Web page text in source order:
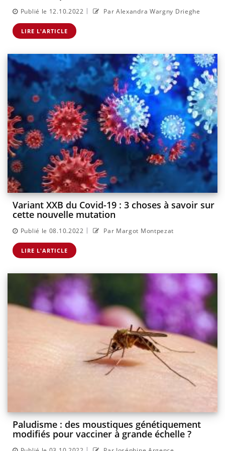
Publié le 12.10.2022 | Par Alexandra Wargny Drieghe
LIRE L'ARTICLE
Variant XXB du Covid-19 : 3 choses à savoir sur
cette nouvelle mutation
Publié le 08.10.2022 | Par Margot Montpezat
LIRE L'ARTICLE
Paludisme : des moustiques génétiquement
modifiés pour vacciner à grande échelle ?